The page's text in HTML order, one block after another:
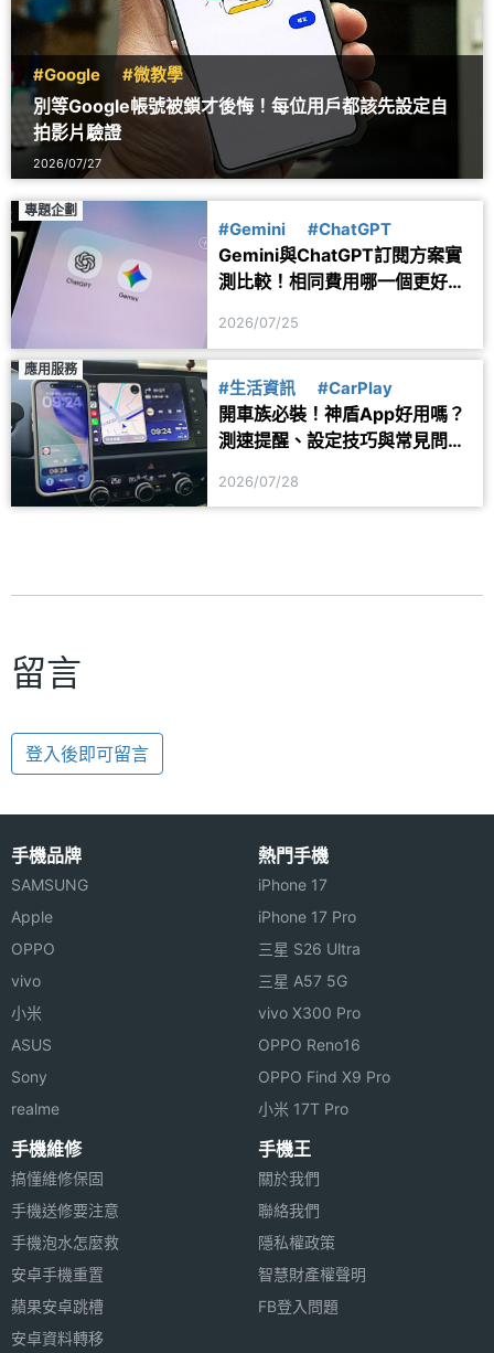
#Google #微教學
別等Google帳號被鎖才後悔！每位用戶都該先設定自
拍影片驗證
2026/07/27
專題企劃
#Gemini #ChatGPT
Gemini與ChatGPT訂閱方案實
測比較！相同費用哪一個更好
2026/07/25
應用服務
#生活資訊 #CarPlay
開車族必裝！神盾App好用嗎？
測速提醒、設定技巧與常見問題
2026/07/28
留言
登入後即可留言
手機品牌
SAMSUNG
Apple
OPPO
vivo
小米
ASUS
Sony
realme
熱門手機
iPhone 17
iPhone 17 Pro
三星 S26 Ultra
三星 A57 5G
vivo X300 Pro
OPPO Reno16
OPPO Find X9 Pro
小米 17T Pro
手機維修
搞懂維修保固
手機送修要注意
手機泡水怎麼救
安卓手機重置
蘋果安卓跳槽
安卓資料轉移
手機王
關於我們
聯絡我們
隱私權政策
智慧財產權聲明
FB登入問題